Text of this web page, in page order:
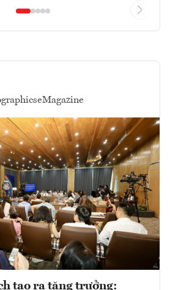
eMagazine
tạo ra tăng trưởng: